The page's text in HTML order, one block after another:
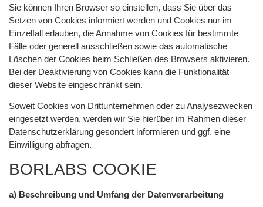
Sie können Ihren Browser so einstellen, dass Sie über das
Setzen von Cookies informiert werden und Cookies nur im
Einzelfall erlauben, die Annahme von Cookies für bestimmte
Fälle oder generell ausschließen sowie das automatische
Löschen der Cookies beim Schließen des Browsers aktivieren.
Bei der Deaktivierung von Cookies kann die Funktionalität
dieser Website eingeschränkt sein.
Soweit Cookies von Drittunternehmen oder zu Analysezwecken
eingesetzt werden, werden wir Sie hierüber im Rahmen dieser
Datenschutzerklärung gesondert informieren und ggf. eine
Einwilligung abfragen.
BORLABS COOKIE
a) Beschreibung und Umfang der Datenverarbeitung